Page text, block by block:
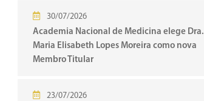
30/07/2026
Academia Nacional de Medicina elege Dra.
Maria Elisabeth Lopes Moreira como nova
Membro Titular
23/07/2026